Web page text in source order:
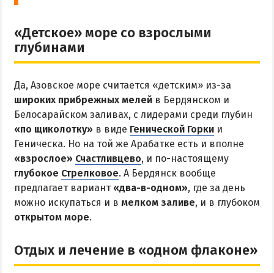
Веб-камеры Бердянска
Цены в Бердянске 2026
Питание в Бердянске
Развлечения в Бердянске
Проезд в Бердянск
ОТЕЛИ И БАЗЫ ОТДЫХА БЕРДЯНСКА
Бердянская коса
Слободка
Новопетровка
ПРИМОРСК
«Детское» море со взрослыми
глубинами
Да, Азовское море считается «детским» из-за
широких прибрежных мелей в Бердянском и
Белосарайском заливах, с лидерами среди глубин
«по щиколотку» в виде Генической Горки и
Геническа. Но на той же Арабатке есть и вполне
«взрослое» Счастливцево, и по-настоящему
глубокое Стрелковое. А Бердянск вообще
предлагает вариант«два-в-одном», где за день
можно искупаться и в мелком заливе, и в глубоком
открытом море.
Отдых и лечение в «одном флаконе»